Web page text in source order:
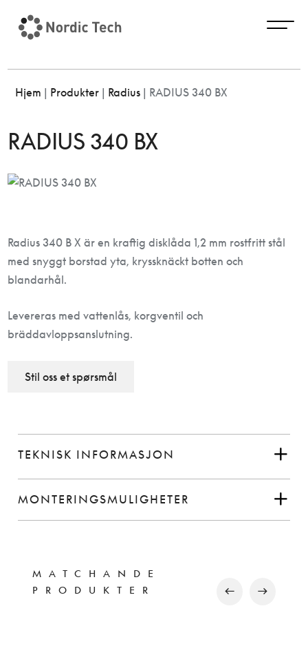
Hjem | Produkter| Radius| RADIUS 340 BX
RADIUS 340 BX
Radius 340 B X är en kraftig disklåda 1,2 mm rostfritt stål
med snyggt borstad yta, kryssknäckt botten och
blandarhål.
Levereras med vattenlås, korgventil och
bräddavloppsanslutning.
Stil oss et spørsmål
TEKNISK INFORMASJON
MONTERINGSMULIGHETER
MATCHANDE
PRODUKTER